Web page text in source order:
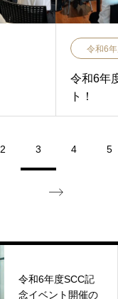
令和6
令和6年
ト！
2 3 4 5
令和6年度SCC記
念イベント開催の